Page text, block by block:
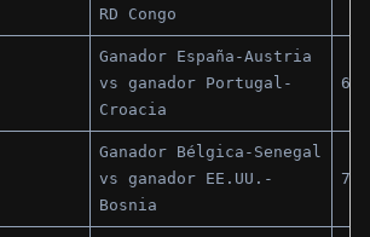
RD Congo
Ganador España-Austria
vs ganador Portugal-
Croacia
6
Ganador Bélgica-Senegal
vs ganador EE.UU.-
Bosnia
7